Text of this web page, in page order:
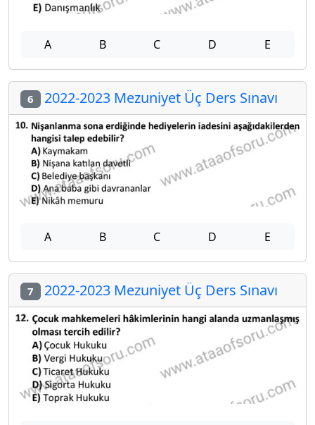
A B C D E
6 2022-2023 Mezuniyet Üç Ders Sınavı
A B C D E
7 2022-2023 Mezuniyet Üç Ders Sınavı